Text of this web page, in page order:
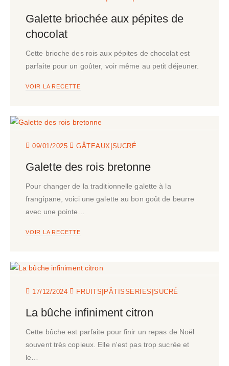
Galette briochée aux pépites de
chocolat
Cette brioche des rois aux pépites de chocolat est
parfaite pour un goûter, voir même au petit déjeuner.
VOIR LA RECETTE
09/01/2025 GÂTEAUX |SUCRÉ
Galette des rois bretonne
Pour changer de la traditionnelle galette à la
frangipane, voici une galette au bon goût de beurre
avec une pointe…
VOIR LA RECETTE
17/12/2024 FRUITS|PÂTISSERIES |SUCRÉ
La bûche infiniment citron
Cette bûche est parfaite pour finir un repas de Noël
souvent très copieux. Elle n'est pas trop sucrée et
le…